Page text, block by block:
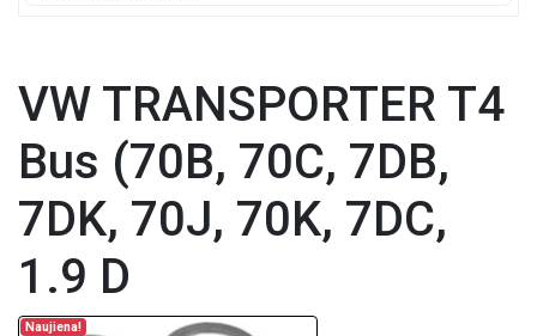
VW TRANSPORTER T4
Bus (70B, 70C, 7DB,
7DK, 70J, 70K, 7DC,
1.9 D
Naujiena!